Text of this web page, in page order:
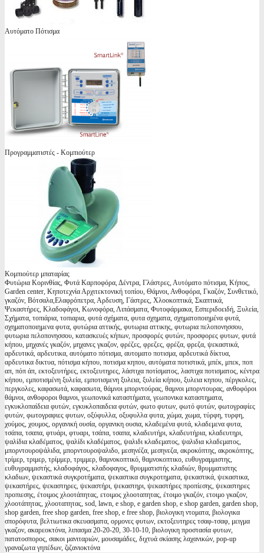
Αυτόματο Πότισμα
Προγραμματιστές - Κομπιούτερ
Κομπιούτερ μπαταρίας
Φυτώρια Κορινθίας, Φυτά Καρποφόρα, Δέντρα, Γλάστρες, Αυτόματο πότισμα, Κήπος,
Garden center, Κηποτεχνία Αρχιτεκτονική τοπίου, Θάμνοι, Ανθοφόρα, Γκαζόν, Συνθετικό,
γκαζόν, Βότσαλα,Ελαφρόπετρα, Αρδευση, Γάστρες, Χλοοκοπτικά, Σκαπτικά,
Ψεκαστήρες, Κλαδοφάγοι, Κωνοφόρα, Λιπάσματα, Φυτοφάρμακα, Εσπεριδοειδή, Ξυλεία,
Σχήματα, τοπιάρια, τοπιαρια, φυτά σχήματα, φυτα σχηματα, σχηματοποιημένα φυτά,
σχηματοποιημενα φυτα, φυτώρια αττικής, φυτωρια αττικης, φυτωρια πελοπονησσου,
φυτωρια πελοπονησσου, κατασκευές κήπων, προσφορές φυτών, προσφορες φυτων, φυτά
κήπου, μηχανές γκαζόν, μηχανες γκαζον, φρέζες, φρεζες, φρέζα, φρεζα, ψεκαστικά,
αρδευτικά, αρδευτικα, αυτόματο πότισμα, αυτοματο ποτισμα, αρδευτικά δίκτυα,
αρδευτικα δικτυα, πότισμα κήπου, ποτισμα κηπου, αυτόματα ποτιστικά, μπέκ, μπεκ, ποπ
απ, πόπ άπ, εκτοξευτήρες, εκτοξευτηρες, λάστιχα ποτίσματος, λαστιχα ποτισματος, κέντρα
κήπου, εμποτισμένη ξυλεία, εμποτισμενη ξυλεια, ξυλεία κήπου, ξυλεια κηπου, πέργκολες,
περγκολες, καφασωτά, καφασωτα, θάμνοι μπορντούρας, θαμνοι μπορντουρας, ανθοφόροι
θάμνοι, ανθοφοροι θαμνοι, γεωπονικά καταστήματα, γεωπονικα καταστηματα,
εγκυκλοπαίδεια φυτών, εγκυκλοπαιδεια φυτών, φωτο φυτων, φωτό φυτών, φωτογραφίες
φυτών, φωτογραφιες φυτων, οξύφυλλα, οξυφυλλα φυτα, χώμα, χωμα, τύρφη, τυρφη,
χούμος, χουμος, οργανική ουσία, οργανικη ουσια, κλαδεμένα φυτά, κλαδεμενα φυτα,
τσάπα, τσαπα, φτυάρι, φτυαρι, τσάπα, τσαπα, κλαδευτήρι, κλαδευτήρια, κλαδευτηρι,
ψαλίδια κλαδέματος, ψαλίδι κλαδέματος, ψαλιδι κλαδεματος, ψαλιδια κλαδεματος,
μπορντουροψάλιδα, μπορντουροψαλιδο, μεσηνέζα, μεσηνεζα, ακροκόπτης, ακροκόπτης,
τρίμερ, τριμερ, τρίμμερ, τριμμερ, θαμνοκοπτικό, θαμνοκοπτικο, ευθυγραμμιστης,
ευθυγραμμιστής, κλαδοφάγος, κλαδοφαγος, θρυμματιστής κλαδιών, θρυμματιστης
κλαδιων, ψεκαστικά συγκροτήματα, ψεκαστικα συγκροτηματα, ψεκαστικά, ψεκαστικα,
ψεκαστήρες, ψεκαστηρες, ψεκαστήρι, ψεκαστηρι, ψεκαστήρες προπίεσης, ψεκαστηρες
προπιεσης, έτοιμος χλοοτάπητας, ετοιμος χλοοταπητας, έτοιμο γκαζόν, ετοιμο γκαζον,
χλοοτάπητας, χλοοταπητας, sod, lawn, e shop, e garden shop, e shop garden, garden shop,
shop garden, free shop garden, free shop, e free shop, βιολογικη ντοματα, βιολογικα
σπορόφυτα, βελτιωτικα σκευασματα, ορμονες φυτων, εκτοξευτηρες τσαφ-τσαφ, μειγμα
γκαζον, ακαρεοκτόνα, λιπασμα 20-20-20, 30-10-10, βιολογικη προστασία φυτων,
πατατοσπορος, σακοι μανιταριών, μουσαμάδες, διχτυά σκίασης λαχανικών, pop-up
γραναζωτα γηπέδων, ζιζανιοκτόνα